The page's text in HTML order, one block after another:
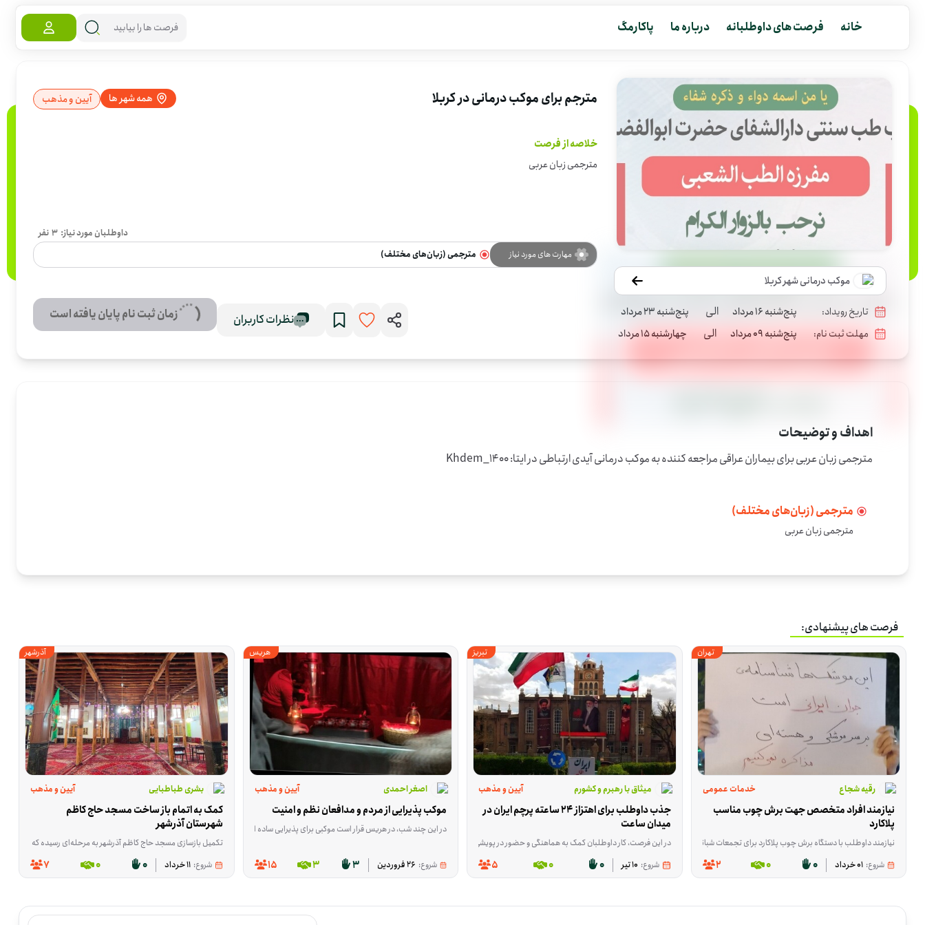
خانه فرصت های داوطلبانه درباره ما پاکارمگ
موکب درمانی شهر کربلا
مترجم برای موکب درمانی در کربلا همه شهر ها آیین و مذهب
خلاصه از فرصت
مترجمی زبان عربی
داوطلبان مورد نیاز: 3 نفر
مهارت های مورد نیاز
مترجمی (زبان‌های مختلف)
تاریخ رویداد: پنج‌شنبه 16 مرداد الی
پنج‌شنبه 23 مرداد
مهلت ثبت نام:
پنج‌شنبه 09 مرداد الی چهارشنبه 15 مرداد
نظرات کاربران زمان ثبت نام پایان یافته است
اهداف و توضیحات
مترجمی زبان عربی برای بیماران عراقی مراجعه کننده به موکب درمانی آیدی ارتباطی در ایتا: Khdem_1400
مترجمی (زبان‌های مختلف)
مترجمی زبان عربی
فرصت های پیشنهادی:
تهران
رقیه شجاع خدمات عمومی
پلاکارد
نیازمند داوطلب با دستگاه برش چوب پلاکارد برای تجمعات شبانه
شروع: 01 خرداد 0
0
2
تبریز
میثاق با رهبرم و کشورم آیین و مذهب
میدان ساعت
در این فرصت، کار داوطلبان کمک به هماهنگی و حضور در پویشی است که برای اهتزاز 24 ساعته پرچم ایران در میدان ساعت انجام می‌شود. هدف پروژه این است که در روزهای 13 تیر تا 19 تیر، برای زمان‌بندی ساعت‌ها و روزهای حضور داوطلبان برنامه‌ریزی شود. این فعالیت در تبریزِ آذربایجان شرقی برگزار می‌شود و در دسته فرهنگ و هنر قرار می‌گیرد. برای این فرصت، افرادی مناسب‌اند که بتوانند در هماهنگی زمان حضور و رزرو ساعت و روز مشارکت کنند و با نظم در اجرای برنامه کنار گروه باشند. اگر مایلید در این برنامه داوطلب شوید، برای ثبت زمان حضور خود اقدام کنید.
شروع: 10 تیر 0
0
5
هریس
اصغر احمدی آیین و مذهب
موکب پذیرایی از مردم و مدافعان نظم و امنیت
در این چند شب، در هریس قرار است موکبی برای پذیرایی ساده از مردم و مدافعان نظم و امنیت برپا شود. این فرصت برای کسانی است که می‌توانند در آماده‌سازی و توزیع اقلام پذیرایی یا کمک به نظم کار موکب نقش داشته باشند. این فعالیت در هریسِ آذربایجان شرقی انجام می‌شود و محور آن رسیدگی ساده و منظم به افرادی است که در این
شروع: 26 فروردین 3
3
15
آذرشهر
بشری طباطبایی آیین و مذهب
شهرستان آذرشهر
تکمیل بازسازی مسجد حاج کاظم آذرشهر به مرحله‌ای رسیده که برای ادامه‌ی کار، هم کمک مالی لازم است و هم حضور داوطلبانی که در کارهای اجرایی ساختمان مهارت
شروع: 11 خرداد 0
0
7